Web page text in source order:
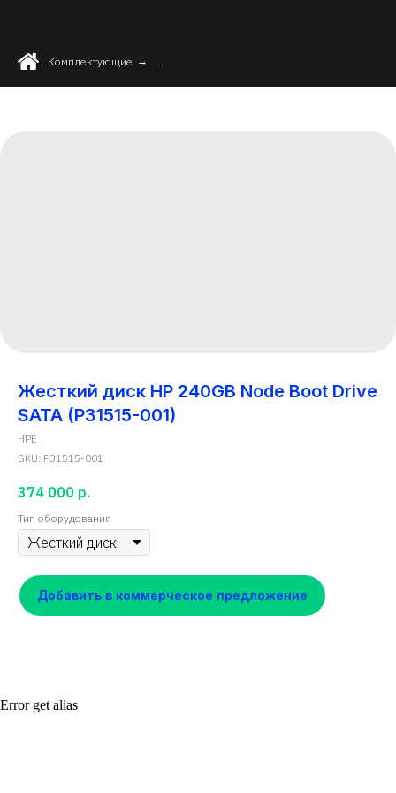
Комплектующие → ...
Жесткий диск HP 240GB Node Boot Drive
SATA (P31515-001)
HPE
SKU: P31515-001
374 000 р.
Тип оборудования
Добавить в коммерческое предложение
Error get alias